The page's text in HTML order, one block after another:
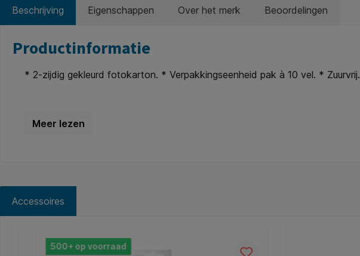
Beschrijving Eigenschappen Over het merk Beoordelingen
Productinformatie
* 2-zijdig gekleurd fotokarton. * Verpakkingseenheid pak à 10 vel. * Zuurvrij.
Accessoires
Productgalerij overslaan
500+ op voorraad